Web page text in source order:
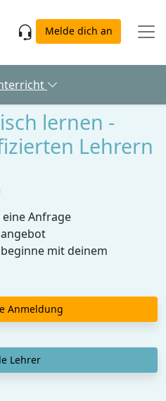
Melde dich an
lernen -
Lehrern
Anfrage
mit deinem
Anmeldung
Lehrer